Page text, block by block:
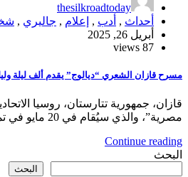
thesilkroadtoday
أحداث , أدب , إعلام , جاليري ,
أبريل 26, 2025
87 views
مسرح قازان الشعري “ديالوج” يقدم ألف ليلة
قازان، جمهورية تتارستان، روسيا
مصرية”، والذي سيُقام في 20 مايو في تمام الساعة الرابعة مساءً بمتحف…
Continue reading
البحث
البحث